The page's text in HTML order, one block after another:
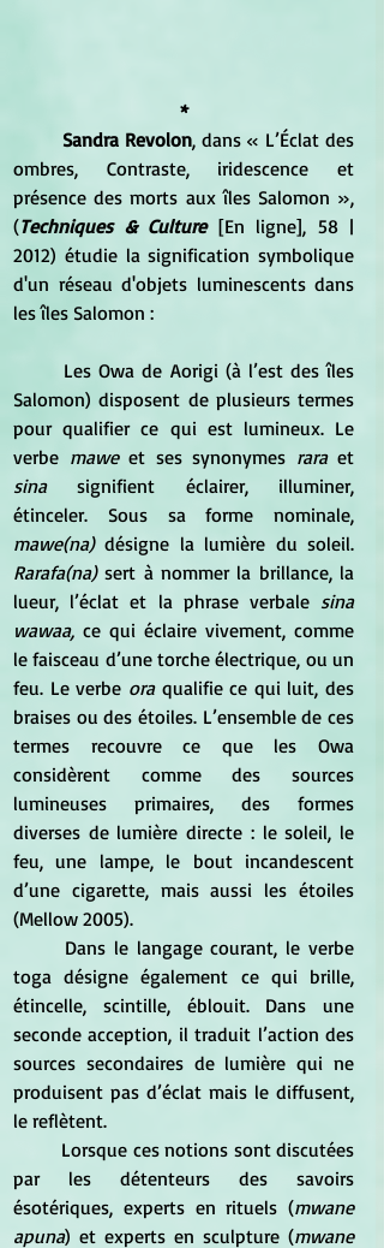
*
Sandra Revolon, dans « L’Éclat des
ombres, Contraste, iridescence et
présence des morts aux îles Salomon »,
(Techniques & Culture [En ligne], 58 |
2012) étudie la signification symbolique
d'un réseau d'objets luminescents dans
les îles Salomon :
Les Owa de Aorigi (à l’est des îles
Salomon) disposent de plusieurs termes
pour qualifier ce qui est lumineux. Le
verbe mawe et ses synonymes rara
sina signifient éclairer, illuminer,
mawe(na)
Rarafa(na) sert à nommer la brillance, la
lueur, l’éclat et la phrase verbale sina
wawaa, ce qui éclaire vivement, comme
le faisceau d’une torche électrique, ou un
feu. Le verbe ora qualifie ce qui luit, des
braises ou des étoiles. L’ensemble de ces
termes recouvre ce que les Owa
considèrent comme des sources
lumineuses primaires, des formes
diverses de lumière directe : le soleil, le
feu, une lampe, le bout incandescent
d’une cigarette, mais aussi les étoiles
(Mellow 2005).
toga désigne également ce qui brille,
étincelle, scintille, éblouit. Dans une
seconde acception, il traduit l’action des
sources secondaires de lumière qui ne
produisent pas d’éclat mais le diffusent,
le reflètent.
par les détenteurs des savoirs
ésotériques, experts en rituels (mwane
apuna) et experts en sculpture (mwane